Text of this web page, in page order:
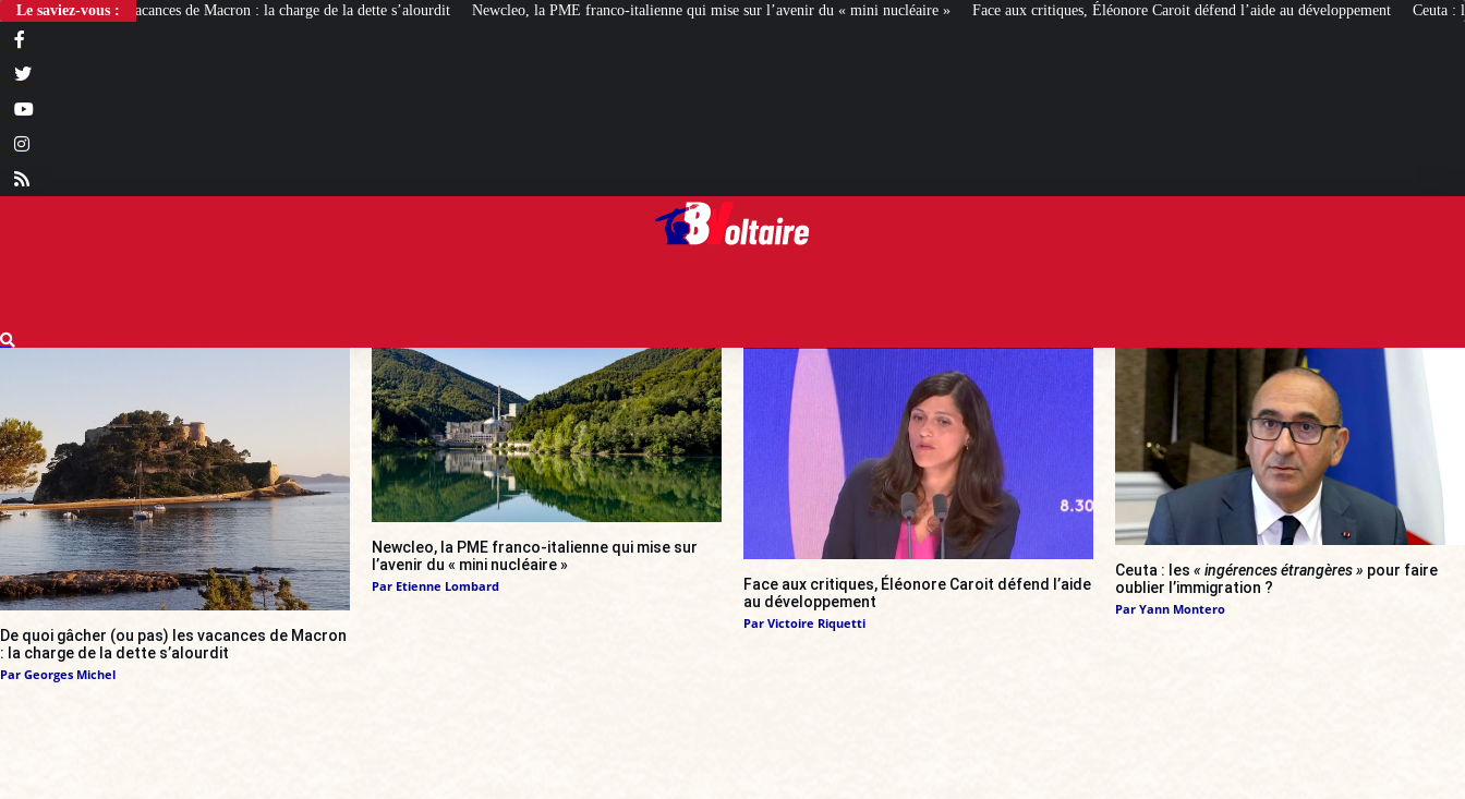
Le saviez-vous :
Macron : la charge de la dette s’alourdit Newcleo, la PME franco-italienne qui mise sur l’avenir du « mini nucléaire » Face aux critiques, Éléonore Caroit défend l’aide au développement Ceuta : les« ingérences étrangères »
De quoi gâcher (ou pas) les vacances de Macron
: la charge de la dette s’alourdit
Par Georges Michel
Newcleo, la PME franco-italienne qui mise sur
l’avenir du « mini nucléaire »
Par Etienne Lombard
Face aux critiques, Éléonore Caroit défend l’aide
au développement
Par Victoire Riquetti
Ceuta : les « ingérences étrangères » pour faire
oublier l’immigration ?
Par Yann Montero